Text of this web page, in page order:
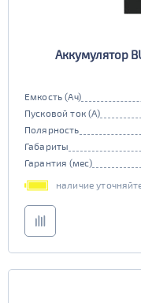
Аккумулятор
Емкость (Ач)
Пусковой ток (А)
Полярность
Габариты
Гарантия (мес)
наличие